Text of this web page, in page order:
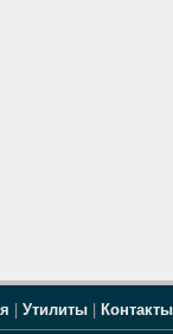
| Утилиты | Контакты